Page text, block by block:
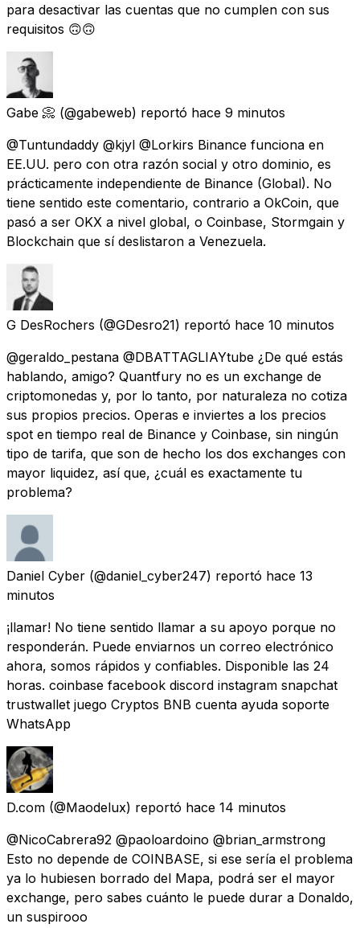
para desactivar las cuentas que no cumplen con sus
requisitos 🙃🙃
Gabe 📀 (@gabeweb) reportó hace 9 minutos
@Tuntundaddy @kjyl @Lorkirs Binance funciona en
EE.UU. pero con otra razón social y otro dominio, es
prácticamente independiente de Binance (Global). No
tiene sentido este comentario, contrario a OkCoin, que
pasó a ser OKX a nivel global, o Coinbase, Stormgain y
Blockchain que sí deslistaron a Venezuela.
G DesRochers (@GDesro21) reportó hace 10 minutos
@geraldo_pestana @DBATTAGLIAYtube ¿De qué estás
hablando, amigo? Quantfury no es un exchange de
criptomonedas y, por lo tanto, por naturaleza no cotiza
sus propios precios. Operas e inviertes a los precios
spot en tiempo real de Binance y Coinbase, sin ningún
tipo de tarifa, que son de hecho los dos exchanges con
mayor liquidez, así que, ¿cuál es exactamente tu
problema?
Daniel Cyber (@daniel_cyber247) reportó hace 13
minutos
¡llamar! No tiene sentido llamar a su apoyo porque no
responderán. Puede enviarnos un correo electrónico
ahora, somos rápidos y confiables. Disponible las 24
horas. coinbase facebook discord instagram snapchat
trustwallet juego Cryptos BNB cuenta ayuda soporte
WhatsApp
D.com (@Maodelux) reportó hace 14 minutos
@NicoCabrera92 @paoloardoino @brian_armstrong
Esto no depende de COINBASE, si ese sería el problema
ya lo hubiesen borrado del Mapa, podrá ser el mayor
exchange, pero sabes cuánto le puede durar a Donaldo,
un suspirooo